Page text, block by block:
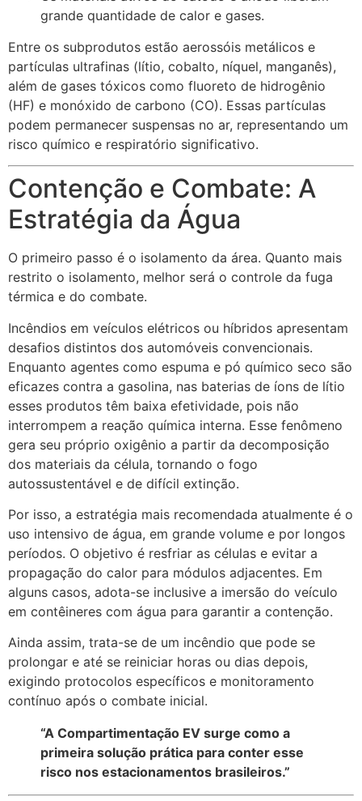
grande quantidade de calor e gases.
Entre os subprodutos estão aerossóis metálicos e
partículas ultrafinas (lítio, cobalto, níquel, manganês),
além de gases tóxicos como fluoreto de hidrogênio
(HF) e monóxido de carbono (CO). Essas partículas
podem permanecer suspensas no ar, representando um
risco químico e respiratório significativo.
Contenção e Combate: A
Estratégia da Água
O primeiro passo é o isolamento da área. Quanto mais
restrito o isolamento, melhor será o controle da fuga
térmica e do combate.
Incêndios em veículos elétricos ou híbridos apresentam
desafios distintos dos automóveis convencionais.
Enquanto agentes como espuma e pó químico seco são
eficazes contra a gasolina, nas baterias de íons de lítio
esses produtos têm baixa efetividade, pois não
interrompem a reação química interna. Esse fenômeno
gera seu próprio oxigênio a partir da decomposição
dos materiais da célula, tornando o fogo
autossustentável e de difícil extinção.
Por isso, a estratégia mais recomendada atualmente é o
uso intensivo de água, em grande volume e por longos
períodos. O objetivo é resfriar as células e evitar a
propagação do calor para módulos adjacentes. Em
alguns casos, adota-se inclusive a imersão do veículo
em contêineres com água para garantir a contenção.
Ainda assim, trata-se de um incêndio que pode se
prolongar e até se reiniciar horas ou dias depois,
exigindo protocolos específicos e monitoramento
contínuo após o combate inicial.
“A Compartimentação EV surge como a
primeira solução prática para conter esse
risco nos estacionamentos brasileiros.”